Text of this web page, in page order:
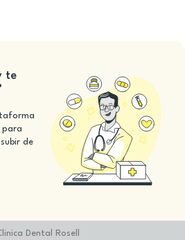
te
para
de
Dental Rosell